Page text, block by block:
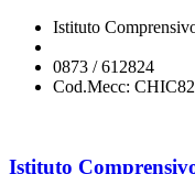
Istituto
0873 / 612824
Cod.Mecc:
Istituto